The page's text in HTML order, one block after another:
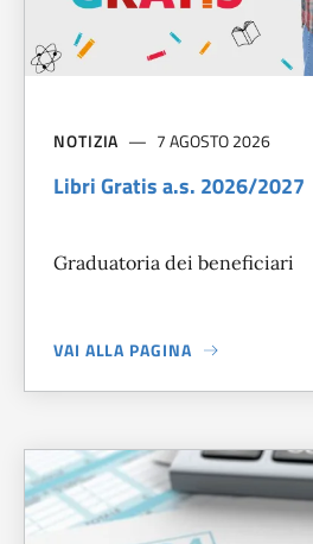
NOTIZIA 7 AGOSTO 2026
Libri Gratis a.s. 2026/2027
Graduatoria dei beneficiari
VAI ALLA PAGINA
A PROPOSITO DILIBRI GRATIS